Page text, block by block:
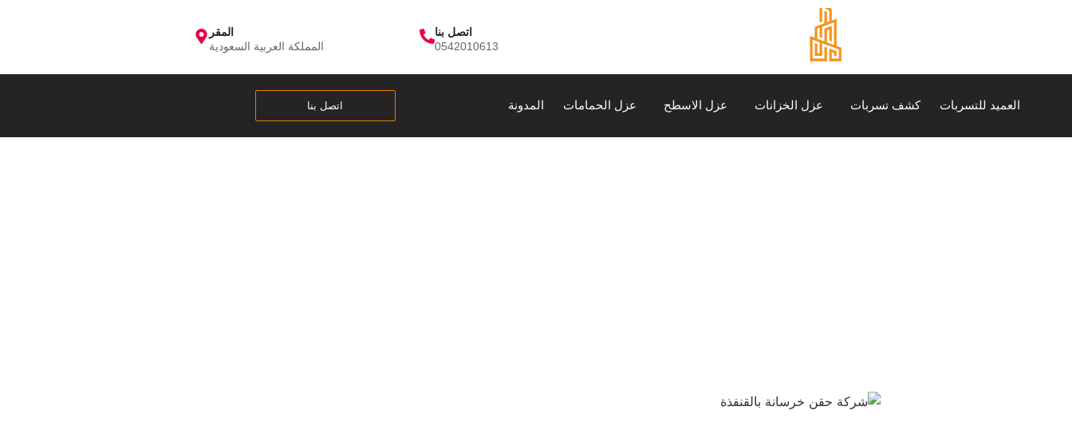
اتصل بنا
0542010613
المقر
المملكة العربية السعودية
العميد للتسربات كشف تسربات عزل الخزانات عزل الاسطح عزل الحمامات المدونة اتصل بنا